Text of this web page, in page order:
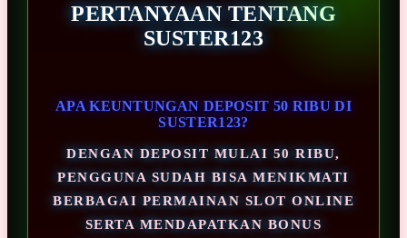
PERTANYAAN TENTANG
SUSTER123
APA KEUNTUNGAN DEPOSIT 50 RIBU DI
SUSTER123?
DENGAN DEPOSIT MULAI 50 RIBU,
PENGGUNA SUDAH BISA MENIKMATI
BERBAGAI PERMAINAN SLOT ONLINE
SERTA MENDAPATKAN BONUS